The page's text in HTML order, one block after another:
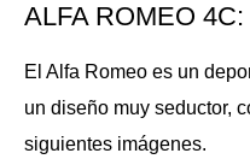
ALFA ROMEO
El Alfa Romeo es un
un diseño muy seductor,
siguientes imágenes.